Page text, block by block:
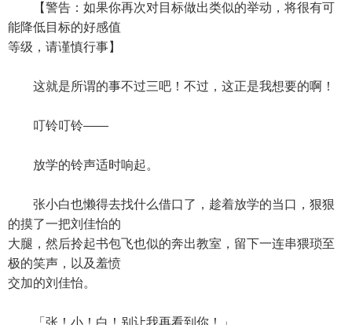
【警告：如果你再次对目标做出类似的举动，将很有可
能降低目标的好感值
等级，请谨慎行事】
这就是所谓的事不过三吧！不过，这正是我想要的啊！
叮铃叮铃——
放学的铃声适时响起。
张小白也懒得去找什么借口了，趁着放学的当口，狠狠
的摸了一把刘佳怡的
大腿，然后拎起书包飞也似的奔出教室，留下一连串猥琐至
极的笑声，以及羞愤
交加的刘佳怡。
「张！小！白！别让我再看到你！」